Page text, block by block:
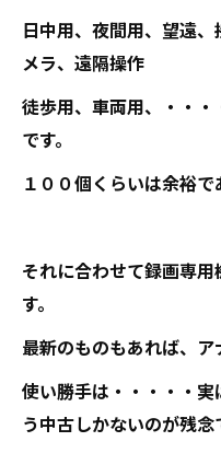
日中用、夜間用、望遠
メラ、遠隔操作
徒歩用、車両用、・・
です。
１００個くらいは余裕で
それに合わせて録画専
す。
最新のものもあれば、ア
使い勝手は・・・・・
う中古しかないのが残念